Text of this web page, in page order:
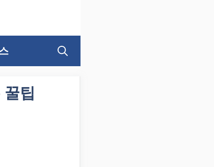
팁